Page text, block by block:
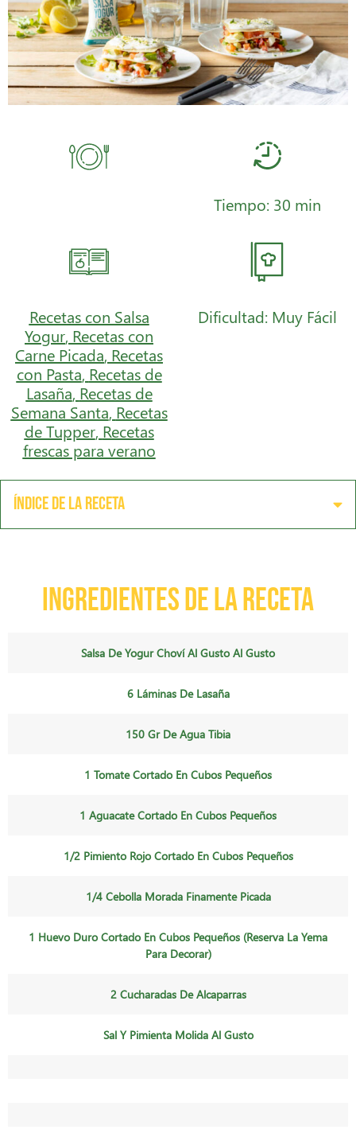
Tiempo: 30 min
Recetas con Salsa
Yogur, Recetas con
Carne Picada, Recetas
con Pasta, Recetas de
Lasaña, Recetas de
Semana Santa, Recetas
de Tupper, Recetas
frescas para verano
Dificultad: Muy Fácil
Índice de la receta
Ingredientes de la receta
Salsa De Yogur Choví Al Gusto Al Gusto
6 Láminas De Lasaña
150 Gr De Agua Tibia
1 Tomate Cortado En Cubos Pequeños
1 Aguacate Cortado En Cubos Pequeños
1/2 Pimiento Rojo Cortado En Cubos Pequeños
1/4 Cebolla Morada Finamente Picada
1 Huevo Duro Cortado En Cubos Pequeños (reserva La Yema
Para Decorar)
2 Cucharadas De Alcaparras
Sal Y Pimienta Molida Al Gusto